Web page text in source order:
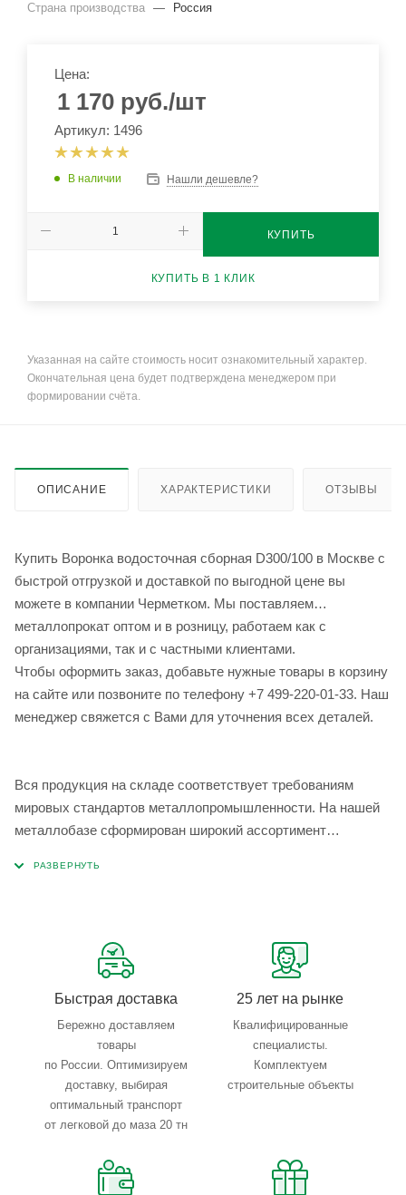
Страна производства — Россия
Цена:
1 170 руб./шт
Артикул: 1496
В наличии Нашли дешевле?
КУПИТЬ
КУПИТЬ В 1 КЛИК
Указанная на сайте стоимость носит ознакомительный характер.
Окончательная цена будет подтверждена менеджером при
формировании счёта.
ОПИСАНИЕ ХАРАКТЕРИСТИКИ ОТЗЫВЫ
Купить Воронка водосточная сборная D300/100 в Москве с
быстрой отгрузкой и доставкой по выгодной цене вы
можете в компании Черметком. Мы поставляем
металлопрокат оптом и в розницу, работаем как с
организациями, так и с частными клиентами.
Чтобы оформить заказ, добавьте нужные товары в корзину
на сайте или позвоните по телефону +7 499-220-01-33. Наш
менеджер свяжется с Вами для уточнения всех деталей.
Вся продукция на складе соответствует требованиям
мировых стандартов металлопромышленности. На нашей
металлобазе сформирован широкий ассортимент
Быстрая доставка
Бережно доставляем
товары
по России. Оптимизируем
доставку, выбирая
оптимальный транспорт
от легковой до маза 20 тн
25 лет на рынке
Квалифицированные
специалисты.
Комплектуем
строительные объекты